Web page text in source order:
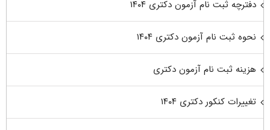
دفترچه ثبت نام آزمون دکتری ۱۴۰۴
نحوه ثبت نام آزمون دکتری ۱۴۰۴
هزینه ثبت نام آزمون دکتری
تغییرات کنکور دکتری ۱۴۰۴